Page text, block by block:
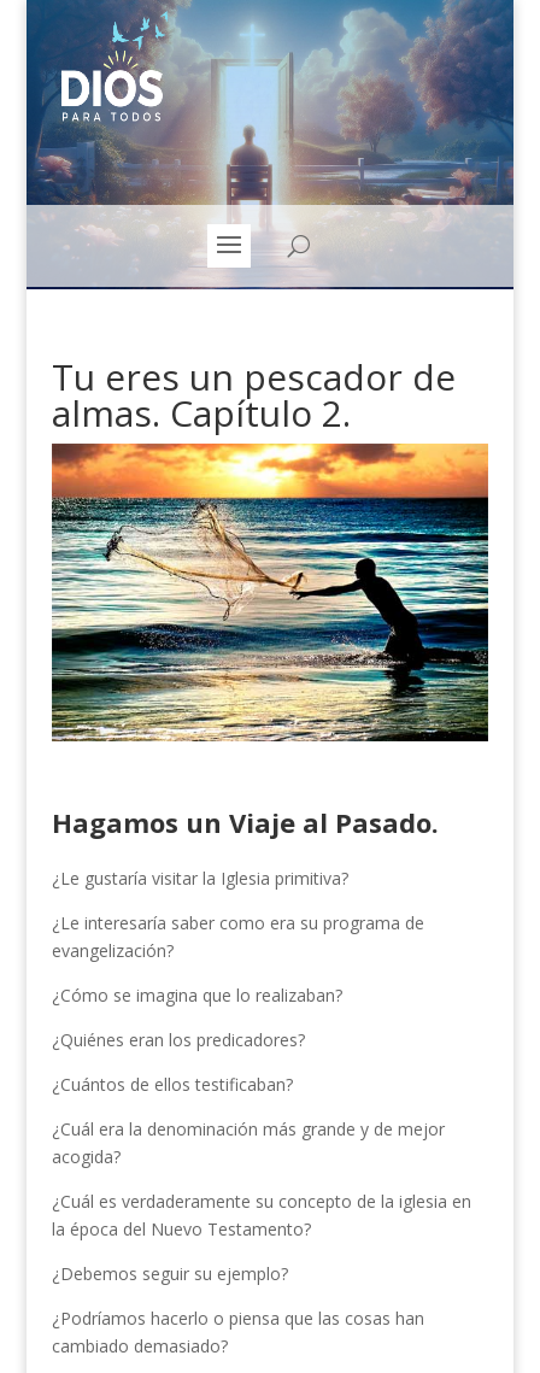
Tu eres un pescador de
almas. Capítulo 2.
Hagamos un Viaje al Pasado.
¿Le gustaría visitar la Iglesia primitiva?
¿Le interesaría saber como era su programa de
evangelización?
¿Cómo se imagina que lo realizaban?
¿Quiénes eran los predicadores?
¿Cuántos de ellos testificaban?
¿Cuál era la denominación más grande y de mejor
acogida?
¿Cuál es verdaderamente su concepto de la iglesia en
la época del Nuevo Testamento?
¿Debemos seguir su ejemplo?
¿Podríamos hacerlo o piensa que las cosas han
cambiado demasiado?